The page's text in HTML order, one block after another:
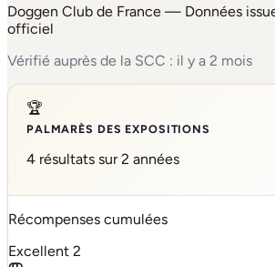
Doggen Club de France — Données
officiel
Vérifié auprès de la SCC : il y a 2 mois
🏆
PALMARÈS DES EXPOSITIONS
4 résultats sur 2 années
Récompenses cumulées
Excellent 2